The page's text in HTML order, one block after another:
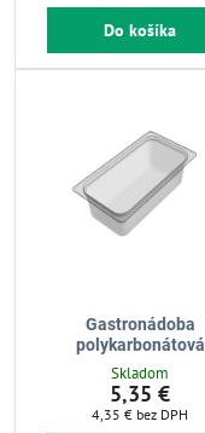
Do košíka
Gastronádoba
polykarbonátová
Skladom
5,35 €
4,35 € bez DPH